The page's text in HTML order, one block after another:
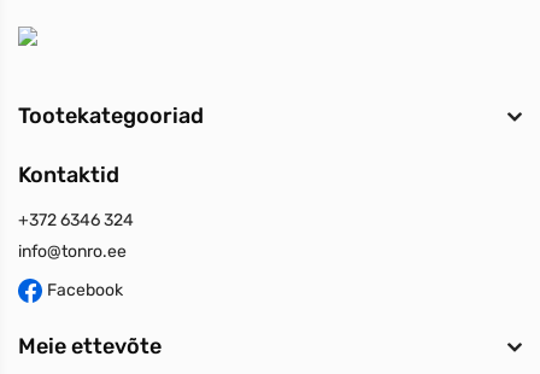
Tootekategooriad
Kontaktid
+372 6346 324
info@tonro.ee
Facebook
Meie ettevõte